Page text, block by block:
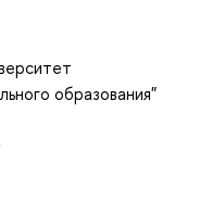
образования"